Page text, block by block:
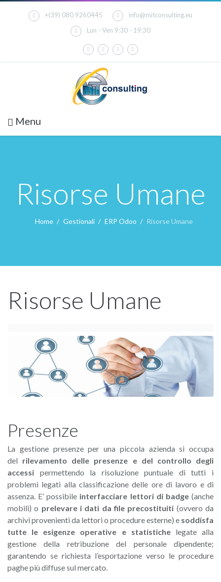
+(39) 080 9260445
info@mitconsulting.eu
Lun - Ven 9:30 - 19:30
Menu
Risorse Umane
Home Gestionali ERP Odoo Risorse Umane
Risorse Umane
Presenze
La gestione presenze per una piccola azienda si occupa
del rilevamento delle presenze e del controllo degli
accessi permettendo la risoluzione puntuale di tutti i
problemi legati alla classificazione delle ore di lavoro e di
assenza. E’ possibile interfacciare lettori di badge(anche
mobili) o prelevare i dati da file precostituiti (ovvero da
archivi provenienti da lettori o procedure esterne) e soddisfa
tutte le esigenze operative e statistiche legate alla
gestione della retribuzione del personale dipendente;
garantendo se richiesta l’esportazione verso le procedure
paghe più diffuse sul mercato.